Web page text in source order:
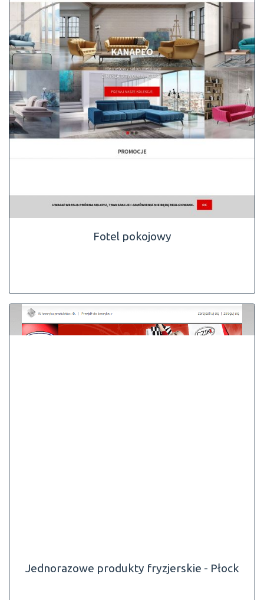
Fotel pokojowy
Jednorazowe produkty fryzjerskie - Płock